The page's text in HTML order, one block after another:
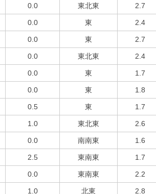
0.0 東北東 2.7
0.0 東 2.4
0.0 東 2.7
0.0 東北東 2.4
0.0 東 1.7
0.0 東 1.8
0.5 東 1.7
1.0 東北東 2.6
0.0 南南東 1.6
2.5 東南東 1.7
0.0 東南東 2.2
1.0 北東 2.8